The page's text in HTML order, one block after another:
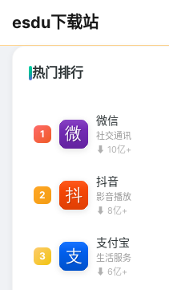
esdu下载站
热门排行
1
微信
社交通讯
⬇ 10亿+
2
抖音
影音播放
⬇ 8亿+
3
支付宝
生活服务
⬇ 6亿+